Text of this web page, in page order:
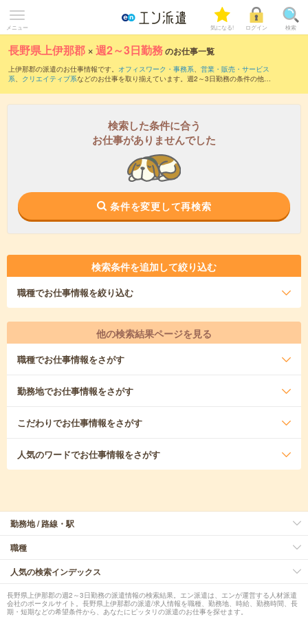
メニュー 気になる! ログイン 検索
長野県上伊那郡 ×週2～3日勤務のお仕事一覧
上伊那郡の派遣のお仕事情報です。 オフィスワーク・事務系、 営業・販売・サービス
系、 クリエイティブ系などのお仕事を取り揃えています。週2～3日勤務の条件の他
検索した条件に合う
お仕事がありませんでした
条件を変更して再検索
検索条件を追加して絞り込む
職種でお仕事情報を絞り込む
他の検索結果ページを見る
職種でお仕事情報をさがす
勤務地でお仕事情報をさがす
こだわりでお仕事情報をさがす
人気のワードでお仕事情報をさがす
勤務地 / 路線・駅
職種
人気の検索インデックス
長野県上伊那郡の週2～3日勤務の派遣情報の検索結果。エン派遣は、エンが運営する人材派遣
会社のポータルサイト。長野県上伊那郡の派遣/求人情報を職種、勤務地、時給、勤務時間、長
期・短期などの希望条件から、あなたにピッタリの派遣のお仕事を探せます。